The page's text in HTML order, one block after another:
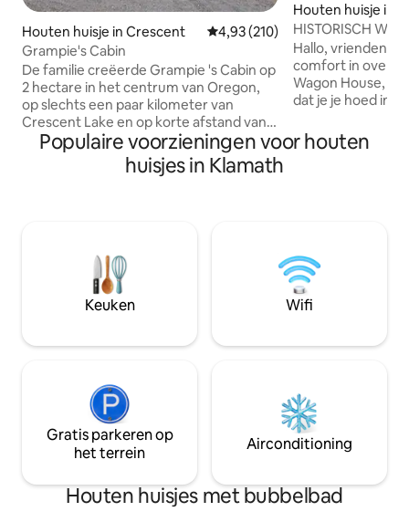
Houten huisje in Crescent Gemiddelde beoordeling van
4,93 (210)
Grampie's Cabin
De familie creëerde Grampie 's Cabin op
2 hectare in het centrum van Oregon,
op slechts een paar kilometer van
Crescent Lake en op korte afstand van
Willamette Pass Ski Resort. Kilometers
aan paden om te lopen of atv. Onze
hoop is dat je familie/vrienden prachtige
huisdieren. Maximaal 2 honden graag en
deze zijn NIET toegestaan op meubels.
Gelieve dit te respecteren, zodat we je
pelsbaby 's kunnen blijven toestaan.
Houten huisje in
h
HISTORISCH
KRATER LAKE
Hallo, vrienden -
comfort in
Wagon House,
dat je je hoed in
hebben hun
en bieden in totaal 4
toelaat, is er zelfs
garens te
Populaire voorzieningen voor houten
huisjes in Klamath
Keuken Wifi
Gratis parkeren op
het terrein
Airconditioning
Houten huisjes met bubbelbad